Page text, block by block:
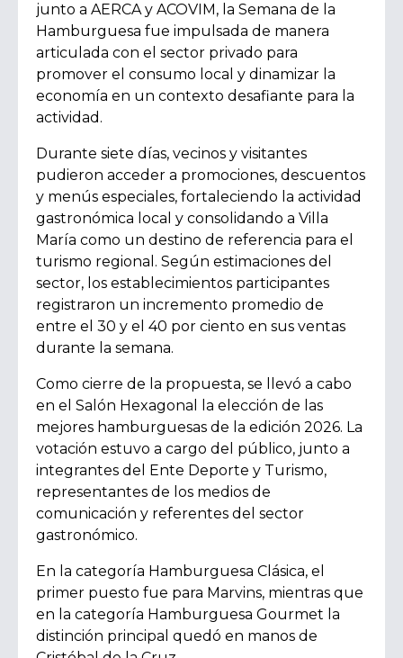
junto a AERCA y ACOVIM, la Semana de la
Hamburguesa fue impulsada de manera
articulada con el sector privado para
promover el consumo local y dinamizar la
economía en un contexto desafiante para la
actividad.
Durante siete días, vecinos y visitantes
pudieron acceder a promociones, descuentos
y menús especiales, fortaleciendo la actividad
gastronómica local y consolidando a Villa
María como un destino de referencia para el
turismo regional. Según estimaciones del
sector, los establecimientos participantes
registraron un incremento promedio de
entre el 30 y el 40 por ciento en sus ventas
durante la semana.
Como cierre de la propuesta, se llevó a cabo
en el Salón Hexagonal la elección de las
mejores hamburguesas de la edición 2026. La
votación estuvo a cargo del público, junto a
integrantes del Ente Deporte y Turismo,
representantes de los medios de
comunicación y referentes del sector
gastronómico.
En la categoría Hamburguesa Clásica, el
primer puesto fue para Marvins, mientras que
en la categoría Hamburguesa Gourmet la
distinción principal quedó en manos de